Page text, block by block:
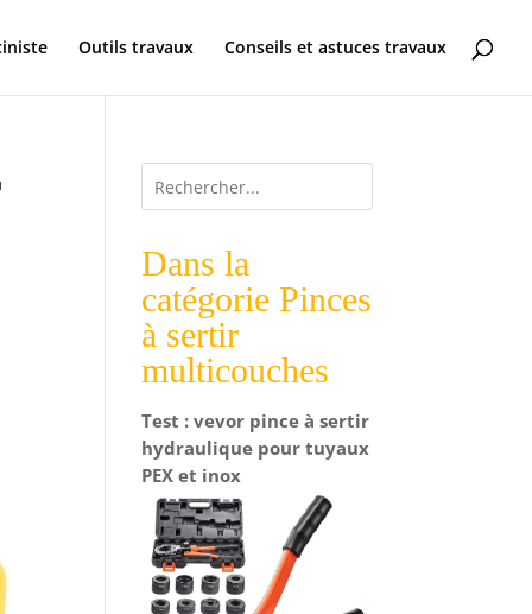
Outils travaux Conseils et astuces travaux
Dans la
catégorie Pinces
à sertir
multicouches
Test : vevor pince à sertir
hydraulique pour tuyaux
PEX et inox